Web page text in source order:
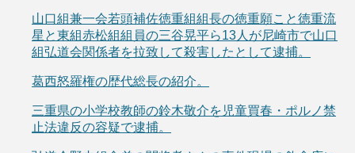
山口組兼一会若頭補佐徳重組組長の徳重願こと徳重流
星と東組赤松組組員の三谷晃平ら13人が尼崎市で山口
組弘道会関係者を拉致して殺害したとして逮捕。
葛西怒羅権の歴代総長の紹介。
三重県の小学校教師の鈴木敬介を児童買春・ポルノ禁
止法違反の容疑で逮捕。